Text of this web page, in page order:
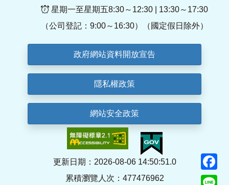
星期一至星期五8:30～12:30 | 13:30～17:30
（公司登記：9:00～16:30）（國定假日除外）
政府網站資料開放宣告
隱私權政策
網站安全政策
更新日期：2026-08-06 14:50:51.0
累積瀏覽人次：477476962